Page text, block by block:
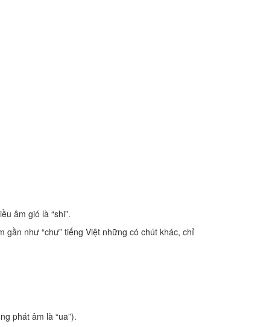
âm gió là “shi”.
gần như “chư” tiếng Việt những có chút khác, chỉ
phát âm là “ua”).